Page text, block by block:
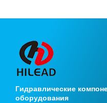
Гидравлические
оборудования